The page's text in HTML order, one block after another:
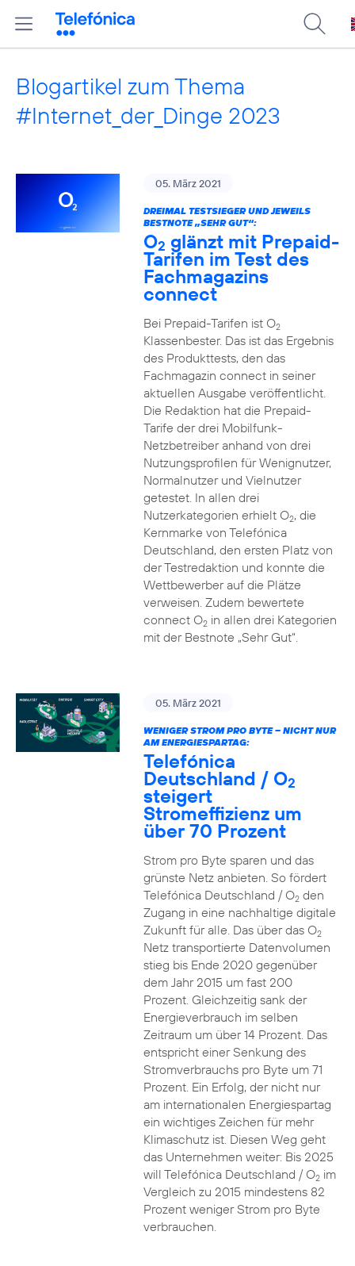
Blogartikel zum Thema
#Internet_der_Dinge 2023
05. März 2021
DREIMAL TESTSIEGER UND JEWEILS
BESTNOTE „SEHR GUT“:
O2 glänzt mit Prepaid-
Tarifen im Test des
Fachmagazins
connect
Bei Prepaid-Tarifen ist O2
Klassenbester. Das ist das Ergebnis
des Produkttests, den das
Fachmagazin connect in seiner
aktuellen Ausgabe veröffentlicht.
Die Redaktion hat die Prepaid-
Tarife der drei Mobilfunk-
Netzbetreiber anhand von drei
Nutzungsprofilen für Wenignutzer,
Normalnutzer und Vielnutzer
getestet. In allen drei
Nutzerkategorien erhielt O2, die
Kernmarke von Telefónica
Deutschland, den ersten Platz von
der Testredaktion und konnte die
Wettbewerber auf die Plätze
verweisen. Zudem bewertete
connect O2in allen drei Kategorien
mit der Bestnote „Sehr Gut“.
05. März 2021
WENIGER STROM PRO BYTE – NICHT NUR
AM ENERGIESPARTAG:
Telefónica
Deutschland / O2
steigert
Stromeffizienz um
über 70 Prozent
Strom pro Byte sparen und das
grünste Netz anbieten. So fördert
Telefónica Deutschland / O2den
Zugang in eine nachhaltige digitale
Zukunft für alle. Das über das O2
Netz transportierte Datenvolumen
stieg bis Ende 2020 gegenüber
dem Jahr 2015 um fast 200
Prozent. Gleichzeitig sank der
Energieverbrauch im selben
Zeitraum um über 14 Prozent. Das
entspricht einer Senkung des
Stromverbrauchs pro Byte um 71
Prozent. Ein Erfolg, der nicht nur
am internationalen Energiespartag
ein wichtiges Zeichen für mehr
Klimaschutz ist. Diesen Weg geht
das Unternehmen weiter: Bis 2025
will Telefónica Deutschland / O2im
Vergleich zu 2015 mindestens 82
Prozent weniger Strom pro Byte
verbrauchen.